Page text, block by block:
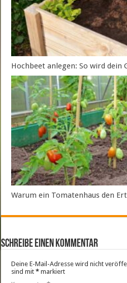
Hochbeet anlegen: So wird dein
Warum ein Tomatenhaus den
Schreibe einen Kommentar
Deine E-Mail-Adresse wird nicht
sind mit* markiert